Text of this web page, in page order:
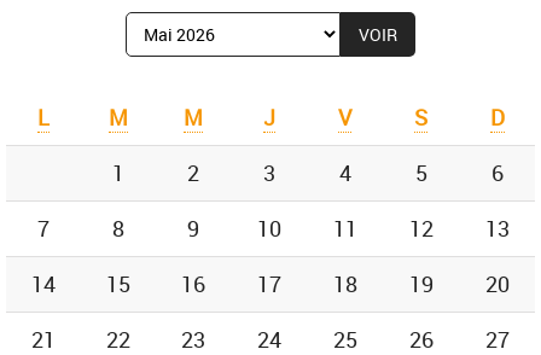
Afficher
le
de
:
L M M J V S
D
1
2 3 4 5
6
7
8 9 10 11 12
13
14
15 16 17 18 19
20
21
22 23 24 25 26
27